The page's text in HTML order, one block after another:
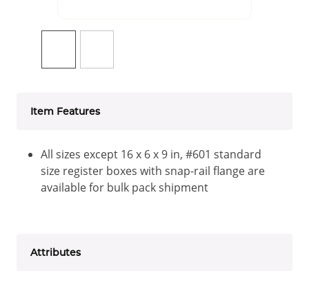
Item Features
All sizes except 16 x 6 x 9 in, #601 standard
size register boxes with snap-rail flange are
available for bulk pack shipment
Attributes